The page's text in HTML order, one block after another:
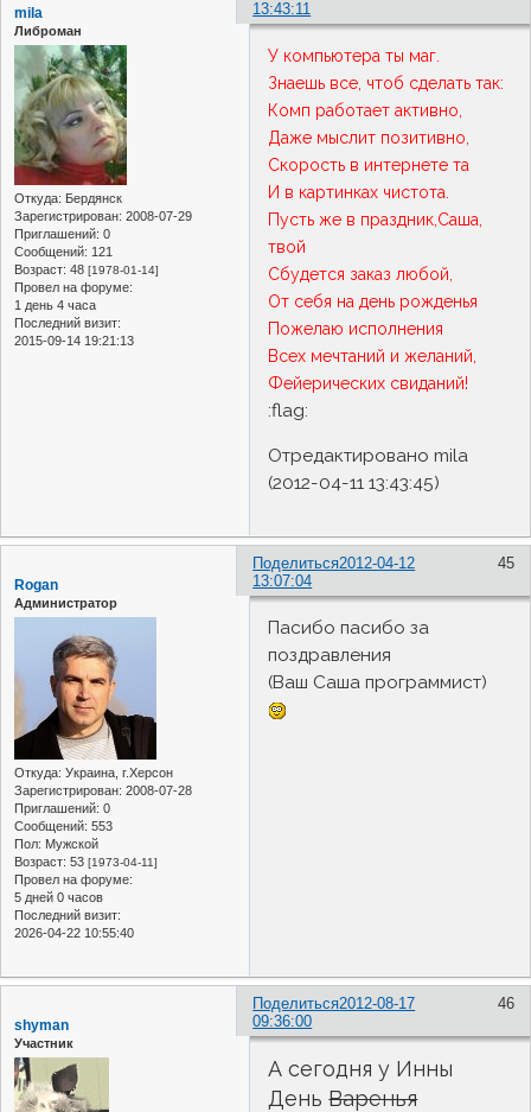
13:43:11
mila
Либроман
Откуда: Бердянск
Зарегистрирован: 2008-07-29
Приглашений: 0
Сообщений: 121
Возраст: 48 [1978-01-14]
Провел на форуме:
1 день 4 часа
Последний визит:
2015-09-14 19:21:13
У компьютера ты маг.
Знаешь все, чтоб сделать так:
Комп работает активно,
Даже мыслит позитивно,
Скорость в интернете та
И в картинках чистота.
Пусть же в праздник,Саша,
твой
Сбудется заказ любой,
От себя на день рожденья
Пожелаю исполнения
Всех мечтаний и желаний,
Фейерических свиданий!
:flag:
Отредактировано mila
(2012-04-11 13:43:45)
Поделиться 45
2012-04-12
13:07:04
Rogan
Администратор
Откуда: Украина, г.Херсон
Зарегистрирован: 2008-07-28
Приглашений: 0
Сообщений: 553
Пол: Мужской
Возраст: 53 [1973-04-11]
Провел на форуме:
5 дней 0 часов
Последний визит:
2026-04-22 10:55:40
Пасибо пасибо за
поздравления
(Ваш Саша программист)
Поделиться 46
2012-08-17
09:36:00
shyman
Участник
А сегодня у Инны
ДеньВаренья